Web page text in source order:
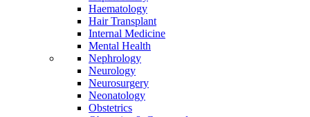
Haematology
Hair Transplant
Internal Medicine
Mental Health
Nephrology
Neurology
Neurosurgery
Neonatology
Obstetrics